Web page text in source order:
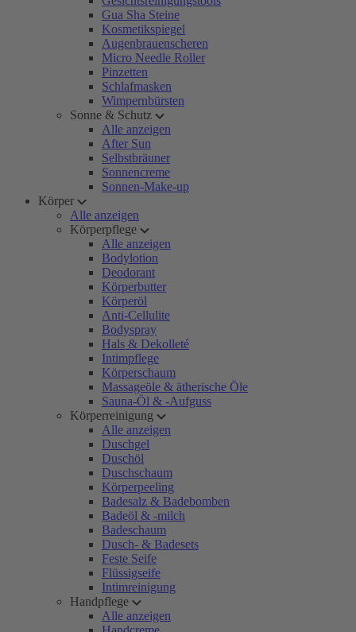
Gua Sha Steine
Kosmetikspiegel
Augenbrauenscheren
Micro Needle Roller
Pinzetten
Schlafmasken
Wimpernbürsten
Sonne & Schutz
Alle anzeigen
After Sun
Selbstbräuner
Sonnencreme
Sonnen-Make-up
Körper
Alle anzeigen
Körperpflege
Alle anzeigen
Bodylotion
Deodorant
Körperbutter
Körperöl
Anti-Cellulite
Bodyspray
Hals & Dekolleté
Intimpflege
Körperschaum
Massageöle & ätherische Öle
Sauna-Öl & -Aufguss
Körperreinigung
Alle anzeigen
Duschgel
Duschöl
Duschschaum
Körperpeeling
Badesalz & Badebomben
Badeöl & -milch
Badeschaum
Dusch- & Badesets
Feste Seife
Flüssigseife
Intimreinigung
Handpflege
Alle anzeigen